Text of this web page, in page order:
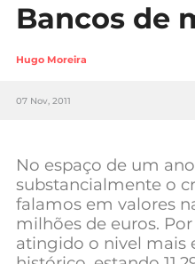
Carreira
Casa
Sociedade
Tecnologia
Negócios
Bancos de
Hugo Moreira
07 Nov, 2011
No espaço de um
substancialmente o
falamos em valores
milhões de euros.
atingido o nivel mais